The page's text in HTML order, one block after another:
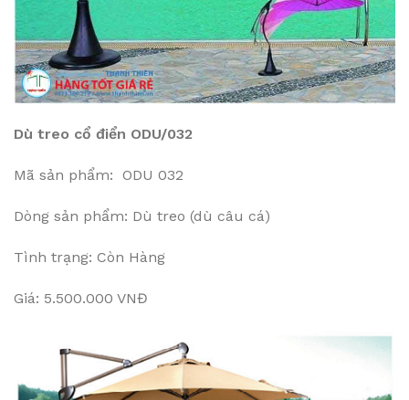
Dù treo cổ điển ODU/032
Mã sản phẩm: ODU 032
Dòng sản phẩm: Dù treo (dù câu cá)
Tình trạng: Còn Hàng
Giá: 5.500.000 VNĐ